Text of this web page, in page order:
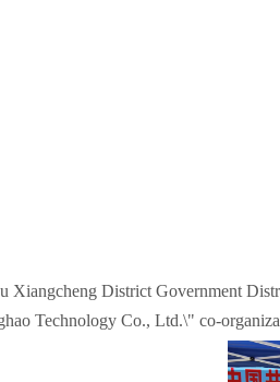
Xiangcheng District Government
Technology Co., Ltd.\" co-